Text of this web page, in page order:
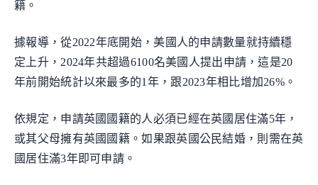
籍。
據報導，從2022年底開始，美國人的申請數量就持續穩
定上升，2024年共超過6100名美國人提出申請，這是20
年前開始統計以來最多的1年，跟2023年相比增加26%。
依規定，申請英國國籍的人必須已經在英國居住滿5年，
或其父母擁有英國國籍。如果跟英國公民結婚，則需在英
國居住滿3年即可申請。